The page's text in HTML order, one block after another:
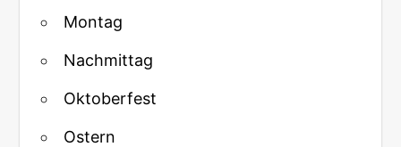
Montag
Nachmittag
Oktoberfest
Ostern